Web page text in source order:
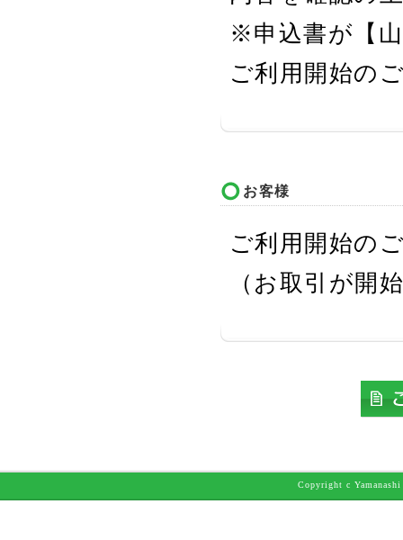
※申込書が【
ご利用開始の
お客様
ご利用開始の
（お取引が開
Copyright c